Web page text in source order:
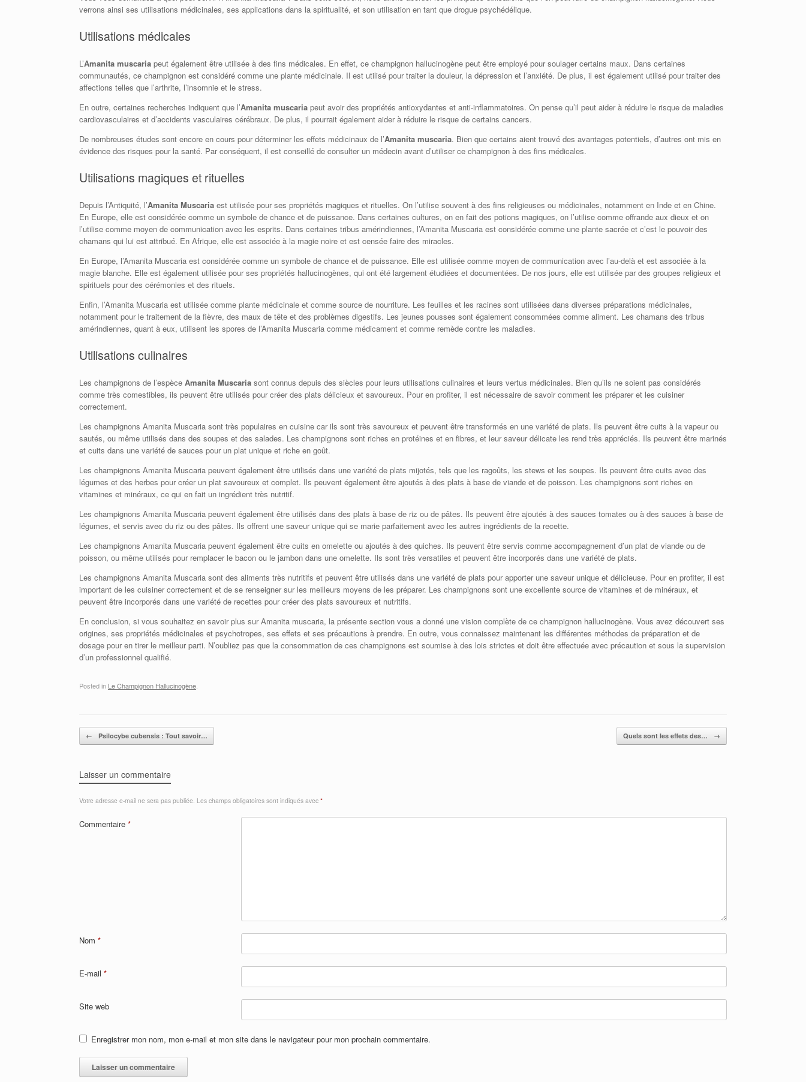
verrons ainsi ses utilisations médicinales, ses applications dans la spiritualité, et son utilisation en tant que drogue psychédélique.
Utilisations médicales
L’Amanita muscaria peut également être utilisée à des fins médicales. En effet, ce champignon hallucinogène peut être employé pour soulager certains maux. Dans certaines
communautés, ce champignon est considéré comme une plante médicinale. Il est utilisé pour traiter la douleur, la dépression et l’anxiété. De plus, il est également utilisé pour traiter des
affections telles que l’arthrite, l’insomnie et le stress.
En outre, certaines recherches indiquent que l’Amanita muscaria peut avoir des propriétés antioxydantes et anti-inflammatoires. On pense qu’il peut aider à réduire le risque de maladies
cardiovasculaires et d’accidents vasculaires cérébraux. De plus, il pourrait également aider à réduire le risque de certains cancers.
De nombreuses études sont encore en cours pour déterminer les effets médicinaux de l’Amanita muscaria. Bien que certains aient trouvé des avantages potentiels, d’autres ont mis en
évidence des risques pour la santé. Par conséquent, il est conseillé de consulter un médecin avant d’utiliser ce champignon à des fins médicales.
Utilisations magiques et rituelles
Depuis l’Antiquité, l’Amanita Muscaria est utilisée pour ses propriétés magiques et rituelles. On l’utilise souvent à des fins religieuses ou médicinales, notamment en Inde et en Chine.
En Europe, elle est considérée comme un symbole de chance et de puissance. Dans certaines cultures, on en fait des potions magiques, on l’utilise comme offrande aux dieux et on
l’utilise comme moyen de communication avec les esprits. Dans certaines tribus amérindiennes, l’Amanita Muscaria est considérée comme une plante sacrée et c’est le pouvoir des
chamans qui lui est attribué. En Afrique, elle est associée à la magie noire et est censée faire des miracles.
En Europe, l’Amanita Muscaria est considérée comme un symbole de chance et de puissance. Elle est utilisée comme moyen de communication avec l’au-delà et est associée à la
magie blanche. Elle est également utilisée pour ses propriétés hallucinogènes, qui ont été largement étudiées et documentées. De nos jours, elle est utilisée par des groupes religieux et
spirituels pour des cérémonies et des rituels.
Enfin, l’Amanita Muscaria est utilisée comme plante médicinale et comme source de nourriture. Les feuilles et les racines sont utilisées dans diverses préparations médicinales,
notamment pour le traitement de la fièvre, des maux de tête et des problèmes digestifs. Les jeunes pousses sont également consommées comme aliment. Les chamans des tribus
amérindiennes, quant à eux, utilisent les spores de l’Amanita Muscaria comme médicament et comme remède contre les maladies.
Utilisations culinaires
Les champignons de l’espèce Amanita Muscaria sont connus depuis des siècles pour leurs utilisations culinaires et leurs vertus médicinales. Bien qu’ils ne soient pas considérés
comme très comestibles, ils peuvent être utilisés pour créer des plats délicieux et savoureux. Pour en profiter, il est nécessaire de savoir comment les préparer et les cuisiner
correctement.
Les champignons Amanita Muscaria sont très populaires en cuisine car ils sont très savoureux et peuvent être transformés en une variété de plats. Ils peuvent être cuits à la vapeur ou
sautés, ou même utilisés dans des soupes et des salades. Les champignons sont riches en protéines et en fibres, et leur saveur délicate les rend très appréciés. Ils peuvent être marinés
et cuits dans une variété de sauces pour un plat unique et riche en goût.
Les champignons Amanita Muscaria peuvent également être utilisés dans une variété de plats mijotés, tels que les ragoûts, les stews et les soupes. Ils peuvent être cuits avec des
légumes et des herbes pour créer un plat savoureux et complet. Ils peuvent également être ajoutés à des plats à base de viande et de poisson. Les champignons sont riches en
vitamines et minéraux, ce qui en fait un ingrédient très nutritif.
Les champignons Amanita Muscaria peuvent également être utilisés dans des plats à base de riz ou de pâtes. Ils peuvent être ajoutés à des sauces tomates ou à des sauces à base de
légumes, et servis avec du riz ou des pâtes. Ils offrent une saveur unique qui se marie parfaitement avec les autres ingrédients de la recette.
Les champignons Amanita Muscaria peuvent également être cuits en omelette ou ajoutés à des quiches. Ils peuvent être servis comme accompagnement d’un plat de viande ou de
poisson, ou même utilisés pour remplacer le bacon ou le jambon dans une omelette. Ils sont très versatiles et peuvent être incorporés dans une variété de plats.
Les champignons Amanita Muscaria sont des aliments très nutritifs et peuvent être utilisés dans une variété de plats pour apporter une saveur unique et délicieuse. Pour en profiter, il est
important de les cuisiner correctement et de se renseigner sur les meilleurs moyens de les préparer. Les champignons sont une excellente source de vitamines et de minéraux, et
peuvent être incorporés dans une variété de recettes pour créer des plats savoureux et nutritifs.
En conclusion, si vous souhaitez en savoir plus sur Amanita muscaria, la présente section vous a donné une vision complète de ce champignon hallucinogène. Vous avez découvert ses
origines, ses propriétés médicinales et psychotropes, ses effets et ses précautions à prendre. En outre, vous connaissez maintenant les différentes méthodes de préparation et de
dosage pour en tirer le meilleur parti. N’oubliez pas que la consommation de ces champignons est soumise à des lois strictes et doit être effectuée avec précaution et sous la supervision
d’un professionnel qualifié.
Posted in Le Champignon Hallucinogène.
Post navigation
← Psilocybe cubensis : Tout savoir… Quels sont les effets des… →
Laisser un commentaire
Votre adresse e-mail ne sera pas publiée. Les champs obligatoires sont indiqués avec *
Commentaire *
Nom *
E-mail *
Site web
Enregistrer mon nom, mon e-mail et mon site dans le navigateur pour mon prochain commentaire.